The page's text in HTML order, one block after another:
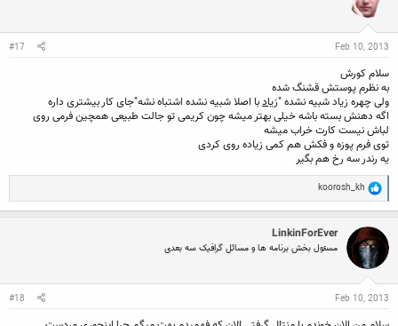
o
n
:
Feb 10, 2013
#17
سلام کورش
به نظرم پوستش قشنگ شده
ولی چهره زیاد شبیه نشده "زیادبا اصلا شبیه نشده اشتباه نشه"جای کار بیشتری داره
اگه دهنش بسته باشه خیلی بهتر میشه چون کریمی تو جالت طبیعی همچین فرمی روی
لباش نیست کارت خراب میشه
توی فرم پوزه و فکش هم کمی زیاده روی کردی
یه رندر سه رخ هم بگیر
R
e
a
c
t
i
o
n
:
koorosh_kh
LinkinForEver
مسئول بخش برنامه ها و مسائل گرافیک سه بعدی
Feb 10, 2013
#18